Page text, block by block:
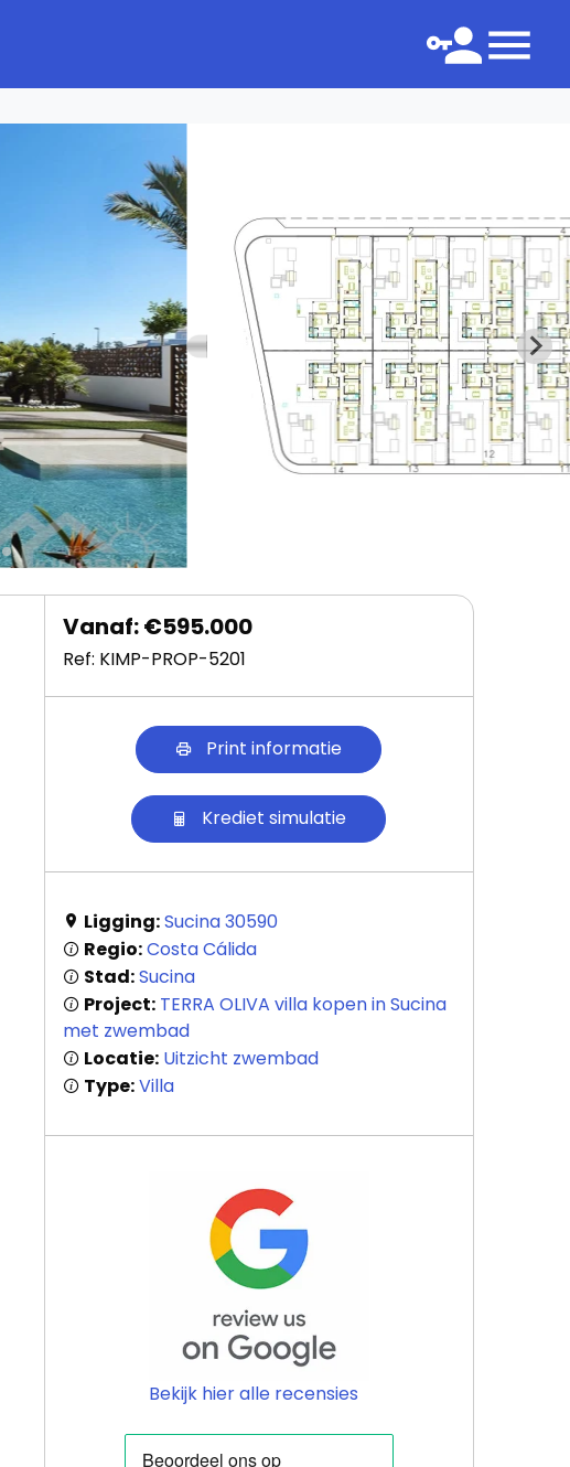
Vanaf: €595.000
Ref: KIMP-PROP-5201
Print informatie
Krediet simulatie
Ligging:Sucina 30590
Regio:Costa Cálida
Stad:Sucina
Project: TERRA OLIVA villa kopen in Sucina
met zwembad
Locatie: Uitzicht zwembad
Type:Villa
Bekijk hier alle recensies